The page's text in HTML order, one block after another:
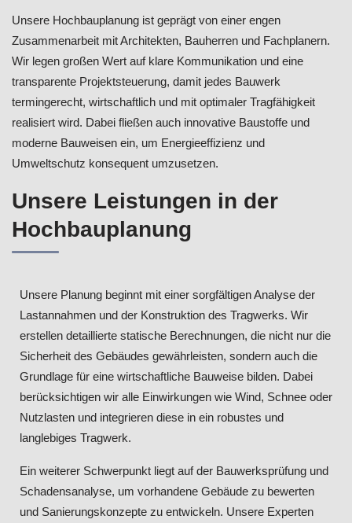
Unsere Hochbauplanung ist geprägt von einer engen
Zusammenarbeit mit Architekten, Bauherren und Fachplanern.
Wir legen großen Wert auf klare Kommunikation und eine
transparente Projektsteuerung, damit jedes Bauwerk
termingerecht, wirtschaftlich und mit optimaler Tragfähigkeit
realisiert wird. Dabei fließen auch innovative Baustoffe und
moderne Bauweisen ein, um Energieeffizienz und
Umweltschutz konsequent umzusetzen.
Unsere Leistungen in der
Hochbauplanung
Unsere Planung beginnt mit einer sorgfältigen Analyse der
Lastannahmen und der Konstruktion des Tragwerks. Wir
erstellen detaillierte statische Berechnungen, die nicht nur die
Sicherheit des Gebäudes gewährleisten, sondern auch die
Grundlage für eine wirtschaftliche Bauweise bilden. Dabei
berücksichtigen wir alle Einwirkungen wie Wind, Schnee oder
Nutzlasten und integrieren diese in ein robustes und
langlebiges Tragwerk.
Ein weiterer Schwerpunkt liegt auf der Bauwerksprüfung und
Schadensanalyse, um vorhandene Gebäude zu bewerten
und Sanierungskonzepte zu entwickeln. Unsere Experten